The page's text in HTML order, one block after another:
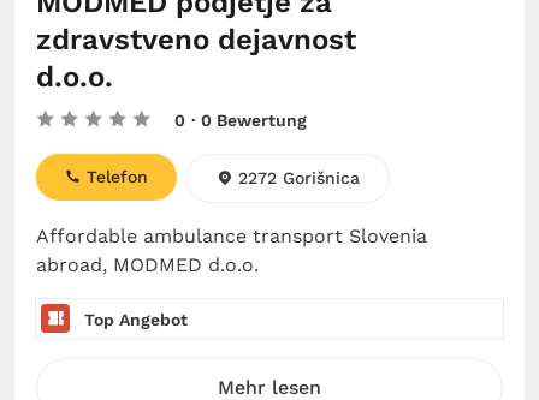
zdravstveno dejavnost
d.o.o.
0 · 0 Bewertung
Affordable ambulance transport Slovenia
abroad, MODMED d.o.o.
Telefon 2272 Gorišnica
Top Angebot
Mehr lesen